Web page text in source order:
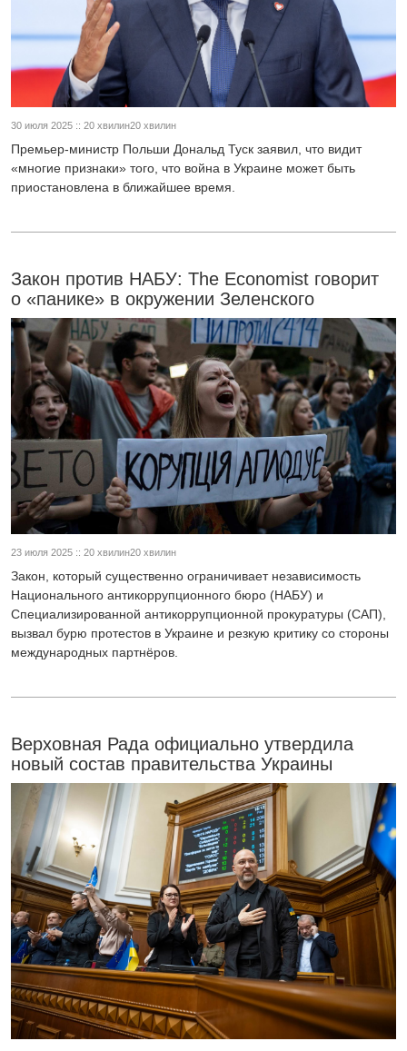
30 июля 2025 :: 20 хвилин20 хвилин
Премьер-министр Польши Дональд Туск заявил, что видит
«многие признаки» того, что война в Украине может быть
приостановлена в ближайшее время.
Закон против НАБУ: The Economist говорит
о «панике» в окружении Зеленского
23 июля 2025 :: 20 хвилин20 хвилин
Закон, который существенно ограничивает независимость
Национального антикоррупционного бюро (НАБУ) и
Специализированной антикоррупционной прокуратуры (САП),
вызвал бурю протестов в Украине и резкую критику со стороны
международных партнёров.
Верховная Рада официально утвердила
новый состав правительства Украины